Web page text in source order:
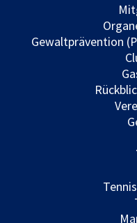
Gewaltprävention